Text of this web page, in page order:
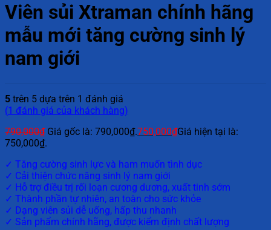
Viên sủi Xtraman chính hãng
mẫu mới tăng cường sinh lý
nam giới
5 trên 5 dựa trên 1 đánh giá
(1 đánh giá của khách hàng)
790,000₫ Giá gốc là: 790,000₫.750,000₫Giá hiện tại là:
750,000₫.
✓ Tăng cường sinh lực và ham muốn tình dục
✓ Cải thiện chức năng sinh lý nam giới
✓ Hỗ trợ điều trị rối loạn cương dương, xuất tinh sớm
✓ Thành phần tự nhiên, an toàn cho sức khỏe
✓ Dạng viên sủi dễ uống, hấp thu nhanh
✓ Sản phẩm chính hãng, được kiểm định chất lượng